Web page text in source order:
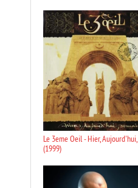
Le 3eme Oeil - Hier,
(1999)